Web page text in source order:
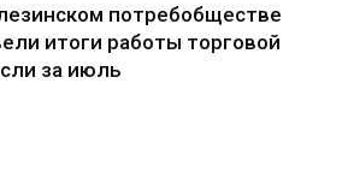
потребобществе
итоги работы торговой
за июль